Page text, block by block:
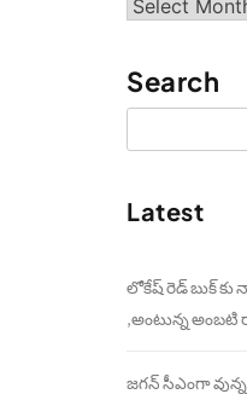
Search
Latest
లోకేష్ రెడ్ బుక్
,అంటున్న అంబటి
జగన్ సీఎంగా